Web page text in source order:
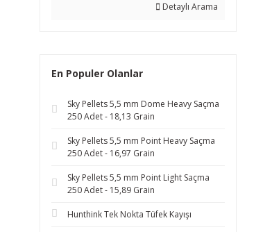
Detaylı Arama
En Populer Olanlar
Sky Pellets 5,5 mm Dome Heavy Saçma
250 Adet - 18,13 Grain
Sky Pellets 5,5 mm Point Heavy Saçma
250 Adet - 16,97 Grain
Sky Pellets 5,5 mm Point Light Saçma
250 Adet - 15,89 Grain
Hunthink Tek Nokta Tüfek Kayışı